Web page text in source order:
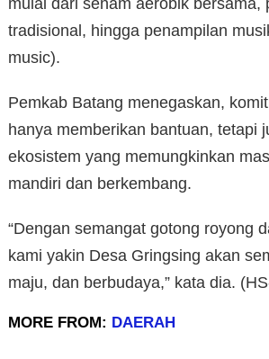
tradisional, hingga penampilan
music).
Pemkab Batang menegaskan,
hanya memberikan bantuan, tetapi
ekosistem yang memungkinkan
mandiri dan berkembang.
“Dengan semangat gotong royong
kami yakin Desa Gringsing akan
maju, dan berbudaya,” kata dia.
MORE FROM: DAERAH